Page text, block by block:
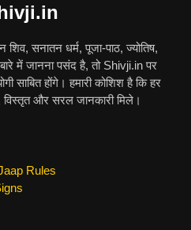
सनातन धर्म, पूजा-पाठ, ज्योतिष,
में जानना पसंद है, तो Shivji.in पर
होंगे। हमारी कोशिश है कि हर
और सरल जानकारी मिले।
Rules